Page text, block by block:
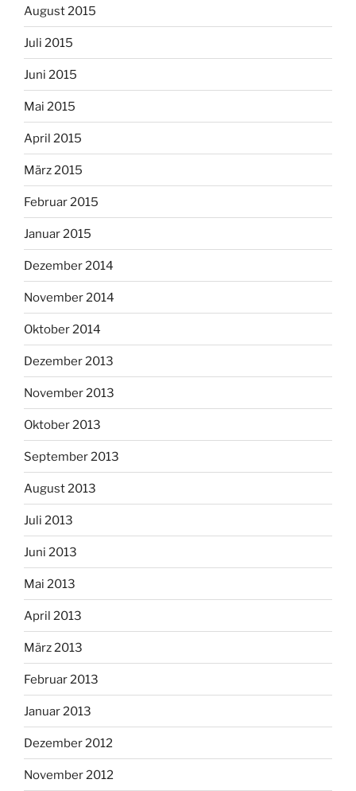
August 2015
Juli 2015
Juni 2015
Mai 2015
April 2015
März 2015
Februar 2015
Januar 2015
Dezember 2014
November 2014
Oktober 2014
Dezember 2013
November 2013
Oktober 2013
September 2013
August 2013
Juli 2013
Juni 2013
Mai 2013
April 2013
März 2013
Februar 2013
Januar 2013
Dezember 2012
November 2012